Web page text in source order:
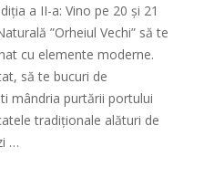
a II-a: Vino pe 20 și 21
”Orheiul Vechi” să te
cu elemente moderne.
să te bucuri de
mândria purtării portului
tradiționale alături de
…